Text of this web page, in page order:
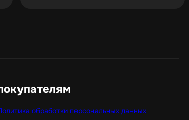
обработки персональных данных